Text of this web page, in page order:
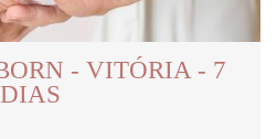
- VITÓRIA - 7
DIAS